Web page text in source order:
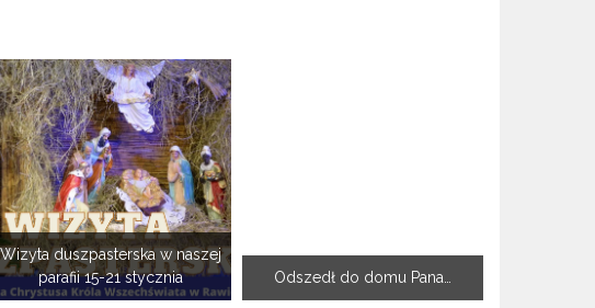
Wizyta duszpasterska w naszej
parafii 15-21 stycznia
Odszedł do domu Pana…